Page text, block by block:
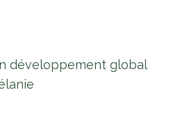
développement global